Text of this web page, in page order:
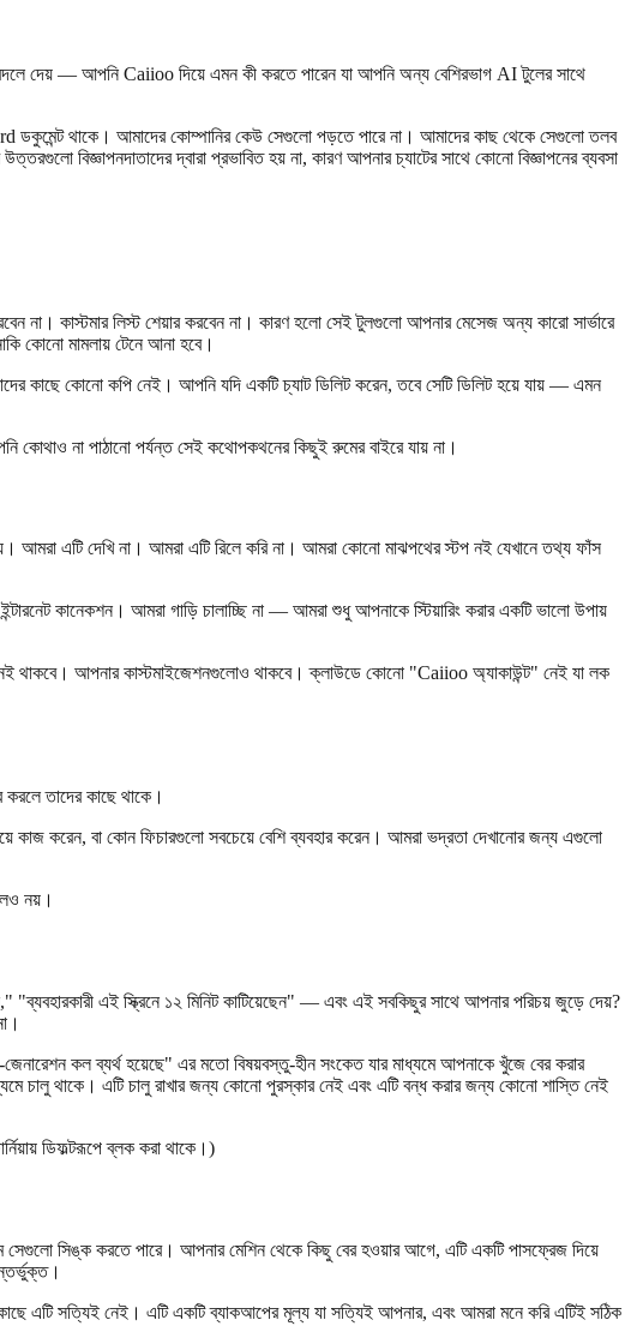
দেয় — আপনি Caiioo দিয়ে এমন কী করতে পারেন যা আপনি অন্য বেশিরভাগ AI টুলের সাথে
থাকে। আমাদের কোম্পানির কেউ সেগুলো পড়তে পারে না। আমাদের কাছ থেকে সেগুলো তলব
বিজ্ঞাপনদাতাদের দ্বারা প্রভাবিত হয় না, কারণ আপনার চ্যাটের সাথে কোনো বিজ্ঞাপনের ব্যবসা
না। কাস্টমার লিস্ট শেয়ার করবেন না। কারণ হলো সেই টুলগুলো আপনার মেসেজ অন্য কারো সার্ভারে
কোনো মামলায় টেনে আনা হবে।
কোনো কপি নেই। আপনি যদি একটি চ্যাট ডিলিট করেন, তবে সেটি ডিলিট হয়ে যায় — এমন
না পাঠানো পর্যন্ত সেই কথোপকথনের কিছুই রুমের বাইরে যায় না।
এটি দেখি না। আমরা এটি রিলে করি না। আমরা কোনো মাঝপথের স্টপ নই যেখানে তথ্য ফাঁস
কানেকশন। আমরা গাড়ি চালাচ্ছি না — আমরা শুধু আপনাকে স্টিয়ারিং করার একটি ভালো উপায়
থাকবে। আপনার কাস্টমাইজেশনগুলোও থাকবে। ক্লাউডে কোনো "Caiioo অ্যাকাউন্ট" নেই যা লক
তাদের কাছে থাকে।
কাজ করেন, বা কোন ফিচারগুলো সবচেয়ে বেশি ব্যবহার করেন। আমরা ভদ্রতা দেখানোর জন্য এগুলো
নয়।
"ব্যবহারকারী এই স্ক্রিনে ১২ মিনিট কাটিয়েছেন" — এবং এই সবকিছুর সাথে আপনার পরিচয় জুড়ে দেয়?
কল ব্যর্থ হয়েছে" এর মতো বিষয়বস্তু-হীন সংকেত যার মাধ্যমে আপনাকে খুঁজে বের করার
চালু থাকে। এটি চালু রাখার জন্য কোনো পুরস্কার নেই এবং এটি বন্ধ করার জন্য কোনো শাস্তি নেই
ডিফল্টরূপে ব্লক করা থাকে।)
সিঙ্ক করতে পারে। আপনার মেশিন থেকে কিছু বের হওয়ার আগে, এটি একটি পাসফ্রেজ দিয়ে
এটি সত্যিই নেই। এটি একটি ব্যাকআপের মূল্য যা সত্যিই আপনার, এবং আমরা মনে করি এটিই সঠিক